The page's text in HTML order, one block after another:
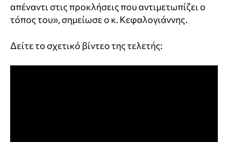
απέναντι στις προκλήσεις που αντιμετωπίζει ο
τόπος του», σημείωσε ο κ. Κεφαλογιάννης.
Δείτε το σχετικό βίντεο της τελετής: